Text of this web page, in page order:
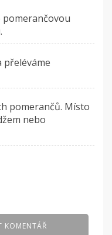
pomerančovou
přeléváme
pomerančů. Místo
nebo
KOMENTÁŘ